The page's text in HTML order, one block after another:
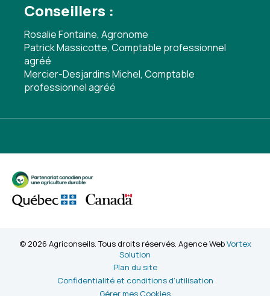
Conseillers :
Rosalie Fontaine, Agronome
Patrick Massicotte, Comptable professionnel
agréé
Mercier-Desjardins Michel, Comptable
professionnel agréé
© 2026 Agriconseils. Tous droits réservés. Agence WebVortex
Solution
Plan du site
Confidentialité et conditions d’utilisation
Gérer mes Cookies